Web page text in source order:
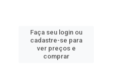
Faça seu login ou
cadastre-se para
ver preços e
comprar